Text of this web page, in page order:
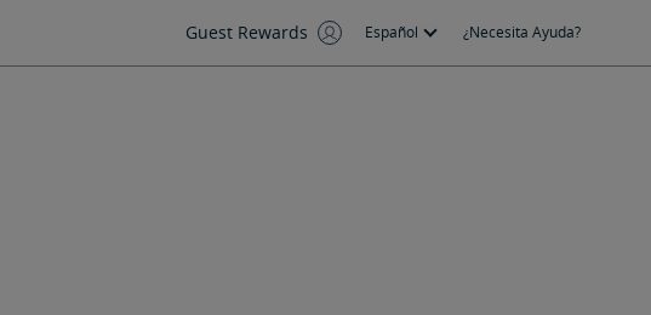
Guest Rewards Español ¿Necesita Ayuda?